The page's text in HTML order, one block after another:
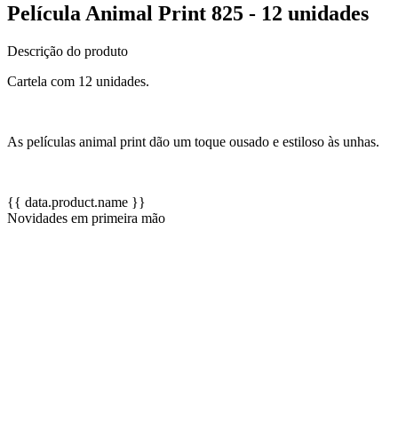
Película Animal Print 825 - 12 unidades
Descrição do produto
Cartela com 12 unidades.
As películas animal print dão um toque ousado e estiloso às unhas.
{{ data.product.name }}
Novidades em primeira mão